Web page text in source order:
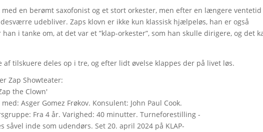
en berømt saxofonist og et stort orkester, men efter en længere ventetid
udebliver. Zaps klovn er ikke kun klassisk hjælpeløs, han er også
i tanke om, at det var et ”klap-orkester”, som han skulle dirigere, og det
af tilskuere deles op i tre, og efter lidt øvelse klappes der på livet løs.
Zap Showteater:
the Clown'
med: Asger Gomez Frøkov. Konsulent: John Paul Cook.
Fra 4 år. Varighed: 40 minutter. Turneforestilling -
såvel inde som udendørs. Set 20. april 2024 på KLAP-